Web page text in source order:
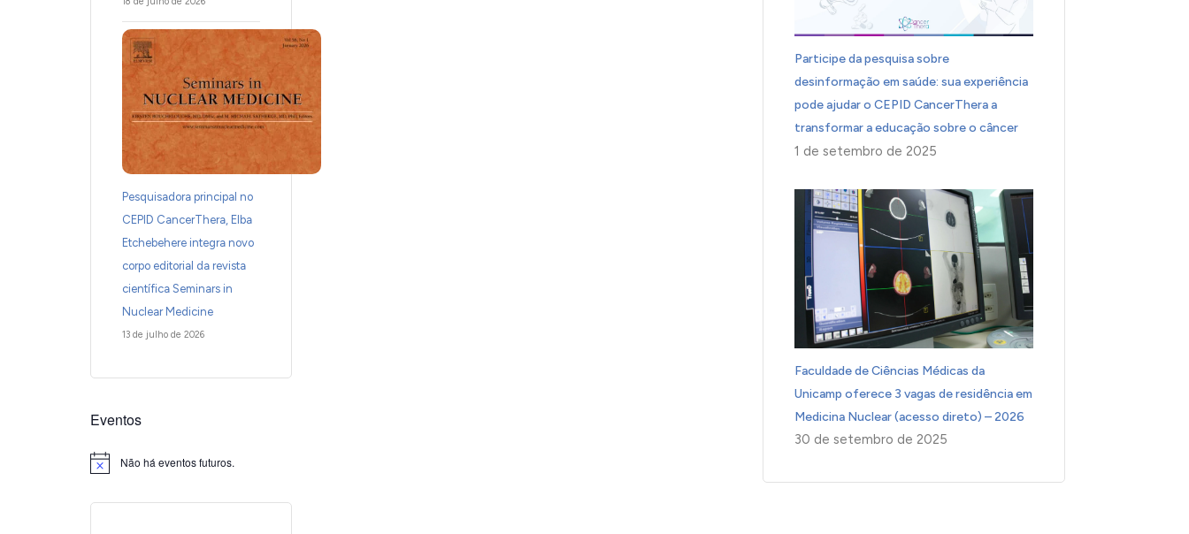
Pesquisadora principal no
CEPID CancerThera, Elba
Etchebehere integra novo
corpo editorial da revista
científica Seminars in
Nuclear Medicine
13 de julho de 2026
Eventos
Notice Não há eventos futuros.
Participe da pesquisa sobre
desinformação em saúde: sua experiência
pode ajudar o CEPID CancerThera a
transformar a educação sobre o câncer
1 de setembro de 2025
Faculdade de Ciências Médicas da
Unicamp oferece 3 vagas de residência em
Medicina Nuclear (acesso direto) – 2026
30 de setembro de 2025